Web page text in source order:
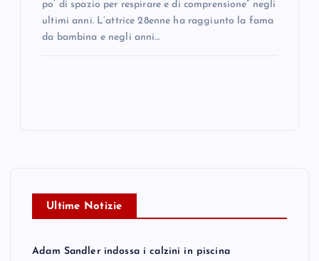
po’ di spazio per respirare e di comprensione” negli
ultimi anni. L’attrice 28enne ha raggiunto la fama
da bambina e negli anni…
Ultime Notizie
Adam Sandler indossa i calzini in piscina